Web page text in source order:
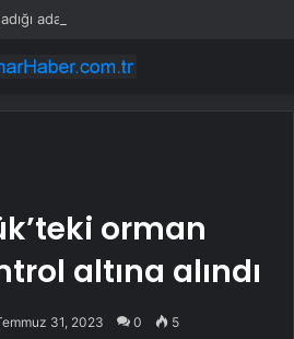
orman
altına alındı
31, 2023 0 5